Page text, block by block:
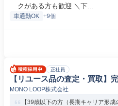
クがある方も歓迎 ＼下...
車通勤OK +9個
正社員
【リユース品の査定・買取】
MONO LOOP株式会社
【39歳以下の方（長期キャリア形